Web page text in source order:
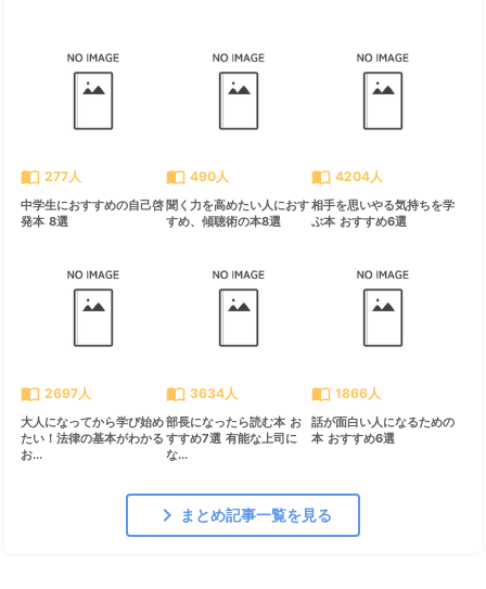
import_contacts 277人
中学生におすすめの自己啓
発本 8選
import_contacts 490人
聞く力を高めたい人におす
すめ、傾聴術の本8選
import_contacts 4204人
相手を思いやる気持ちを学
ぶ本 おすすめ6選
import_contacts 2697人
大人になってから学び始め
たい！法律の基本がわかる
お...
import_contacts 3634人
部長になったら読む本 お
すすめ7選 有能な上司に
な...
import_contacts 1866人
話が面白い人になるための
本 おすすめ6選
chevron_right まとめ記事一覧を見る